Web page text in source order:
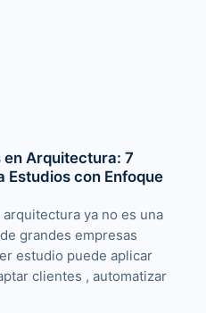
en Arquitectura: 7
Estudios con Enfoque
ya no es una
grandes empresas
estudio puede aplicar
clientes , automatizar